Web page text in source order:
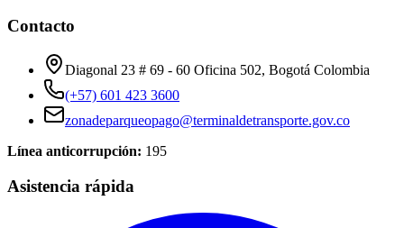
Contacto
Diagonal 23 # 69 - 60 Oficina 502, Bogotá Colombia
(+57) 601 423 3600
zonadeparqueopago@terminaldetransporte.gov.co
Línea anticorrupción: 195
Asistencia rápida